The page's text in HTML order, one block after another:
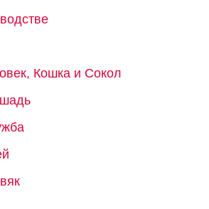
Кошка и Сокол